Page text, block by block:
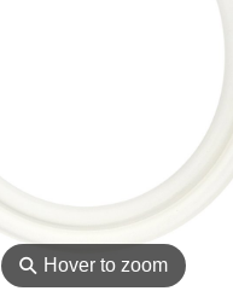
⚲ Hover to zoom